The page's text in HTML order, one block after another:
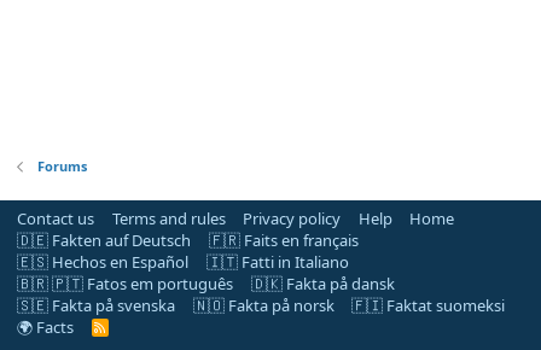
Forums
Contact us Terms and rules Privacy policy Help
Home
🇩🇪 Fakten auf Deutsch
🇫🇷 Faits en français
🇪🇸 Hechos en Español
🇮🇹 Fatti in Italiano
🇧🇷 🇵🇹 Fatos em português
🇩🇰 Fakta på dansk
🇸🇪 Fakta på svenska
🇳🇴 Fakta på norsk
🇫🇮 Faktat suomeksi
🌍 Facts
R